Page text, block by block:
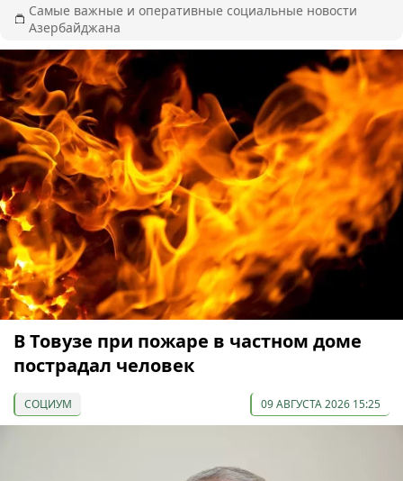
Самые важные и оперативные социальные новости
Азербайджана
В Товузе при пожаре в частном доме
пострадал человек
СОЦИУМ 09 АВГУСТА 2026 15:25